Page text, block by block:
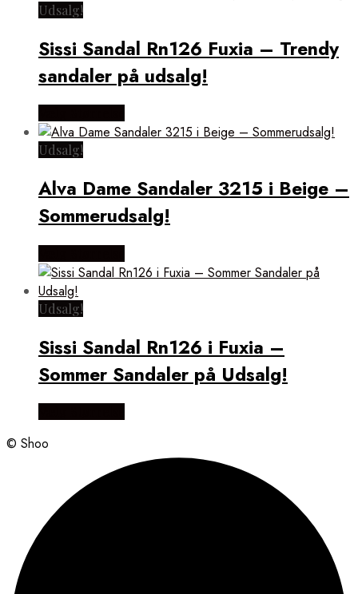
Udsalg!
Sissi Sandal Rn126 Fuxia – Trendy
sandaler på udsalg!
Udsalg!
Alva Dame Sandaler 3215 i Beige –
Sommerudsalg!
Udsalg!
Sissi Sandal Rn126 i Fuxia –
Sommer Sandaler på Udsalg!
© Shoo